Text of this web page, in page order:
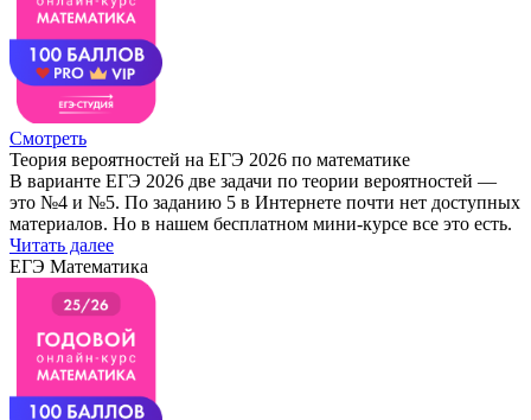
Смотреть
Теория вероятностей на ЕГЭ 2026 по математике
В варианте ЕГЭ 2026 две задачи по теории вероятностей —
это №4 и №5. По заданию 5 в Интернете почти нет доступных
материалов. Но в нашем бесплатном мини-курсе все это есть.
Читать далее
ЕГЭ Математика